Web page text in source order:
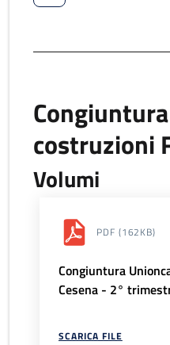
costruzioni
Volumi
PDF (162KB)
Congiuntura
Cesena - 2°
SCARICA FILE